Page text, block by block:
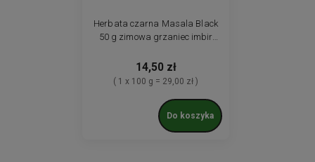
Herbata czarna Masala Black
50 g zimowa grzaniec imbir
14,50 zł
( 1 x 100 g = 29,00 zł )
Do koszyka